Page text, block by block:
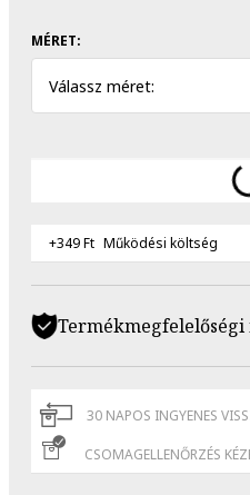
MÉRET:
Válassz méret:
+349 Ft Működési költség
30 NAPOS INGYENES
CSOMAGELLENŐRZÉS